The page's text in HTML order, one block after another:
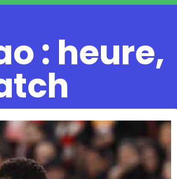
: heure,